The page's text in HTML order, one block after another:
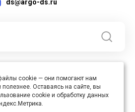
ds@argo-ds.ru
защищены
ул. Бауманская, д.20, стр. 3
cookie — они помогают нам
полезнее. Оставаясь на сайте, вы
cookie и обработку данных